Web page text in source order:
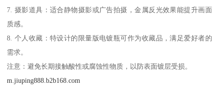
7. 摄影道具：适合静物摄影或广告拍摄，金属反光效果能提升画面
质感。
8. 个人收藏：特设计的限量版电镀瓶可作为收藏品，满足爱好者的
需求。
注意：避免长期接触酸性或腐蚀性物质，以防表面镀层受损。
m.jiuping888.b2b168.com